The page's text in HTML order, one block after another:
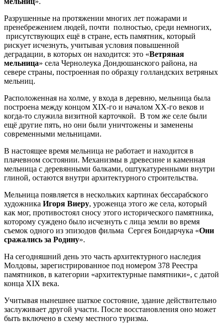
Разрушенные на протяжении многих лет пожарами и
пренебрежением людей, почти полностью, среди немногих,
присутствующих ещё в стране, есть памятник, который
рискует исчезнуть, учитывая условия повышенной
деградации, в которых он находится: это «Ветряная
мельница» села Чернолеука Дондюшанского района, на
севере страны, построенная по образцу голландских ветряных
мельниц.
Расположенная на холме, у входа в деревню, мельница была
построена между концом XIX-го и началом XX-го веков и
когда-то служила визитной карточкой. В том же селе были
ещё другие пять, но они были уничтожены и заменены
современными мельницами.
В настоящее время мельница не работает и находится в
плачевном состоянии. Механизмы в древесине и каменная
мельница с деревянными балками, оштукатуренными внутри
глиной, остаются внутри архитектурного строительства.
Мельница появляется в нескольких картинах бессарабского
художника Игоря Виеру, уроженца этого же села, который
как мог, противостоял сносу этого исторического памятника,
которому суждено было исчезнуть с лица земли во время
съемок одного из эпизодов фильма Сергея Бондарчука «Они
сражались за Родину».
На сегодняшний день это часть архитектурного наследия
Молдовы, зарегистрированное под номером 378 Реестра
памятников, в категории «архитектурные памятники», с датой
конца XIX века.
Учитывая нынешнее шаткое состояние, здание действительно
заслуживает другой участи. После восстановления оно может
быть включено в схему местного туризма.